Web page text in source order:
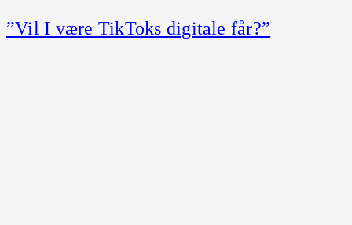
”Vil I være TikToks digitale får?”